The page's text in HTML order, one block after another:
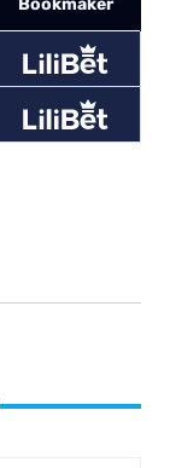
Bookmaker